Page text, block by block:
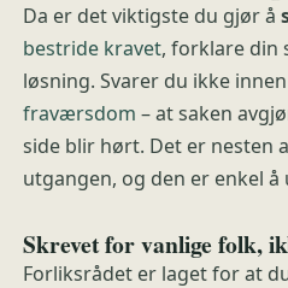
Da er det viktigste du gjør å
bestride kravet, forklare din
løsning. Svarer du ikke
fraværsdom – at saken
side blir hørt. Det er nesten
utgangen, og den er enkel å
Skrevet for vanlige folk,
Forliksrådet er laget for at